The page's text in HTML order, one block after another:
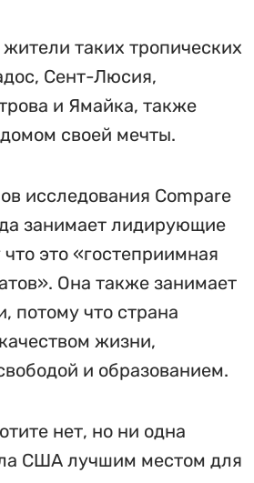
таких тропических
Сент-Люсия,
и Ямайка, также
своей мечты.
исследования Compare
занимает лидирующие
это «гостеприимная
Она также занимает
потому что страна
жизни,
и образованием.
нет, но ни одна
США лучшим местом для